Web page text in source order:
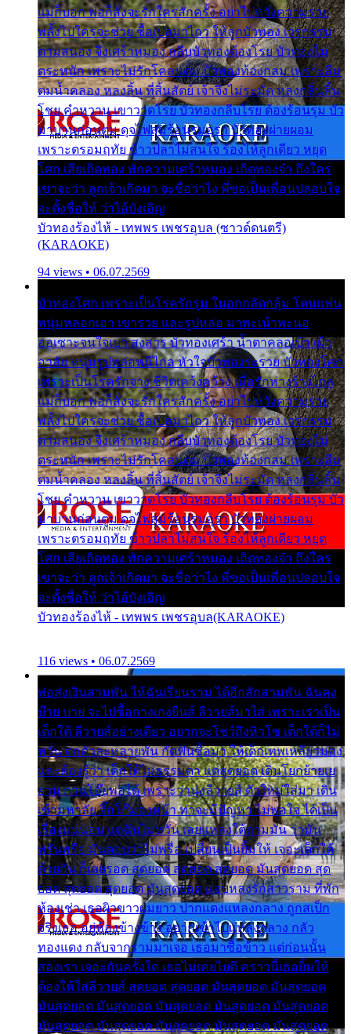
แม่ก็บอก พ่อก็สั่งจะรักใครสักครั้ง อย่าไปหวังความรวย
พลั้งไปใครจะช่วย ซื้อเปลมาไกว ให้ลูกบัวทอง เวรกรรม
ตามสนอง จึงเศร้าหมอง กลีบบัวทองต้องโรย บัวทองไม่
ตระหนัก เพราะไม่รักโคลนตม บัวทองท้องกลม เพราะลืม
ตมน้ำคลอง หลงลิ้น ที่สิ้นสัตย์ เจ้าจึงไม่ระมัด หลงกลิ่นลิ้น
โชย คำหวาน เขาวาดโรย บัวทองกลีบโรย ต้องร้อนรุม บัว
มาบานก่อนตูม ดุจไฟสุมร้อนรุมอุรา บัวทองผ่ายผอม
เพราะตรอมฤทัย ข้าวปลาไม่สนใจ ร้องไห้ลูกเดียว หยุด
โศก เสียเถิดทอง พักความเศร้าหมอง เถิดทองจ๋า ถึงใคร
เขาจะว่า ลูกเจ้าเกิดมา จะชื่อว่าไง พี่ขอเป็นเพื่อนปลอบใจ
จะตั้งชื่อให้ ว่าไอ้บังเอิญ
บัวทองร้องไห้ - เทพพร เพชรอุบล (ซาวด์ดนตรี)
(KARAOKE)
94 views • 06.07.2569
บัวทองโศก เพราะเป็นโรครักรุม ในอกกลัดกลุ้ม โดนแฟน
หนุ่มหลอกเอา เขารวย และรูปหล่อ มาพะเน้าพะนอ
ออเซาะจนใจเบา สงสาร บัวทองเศร้า น้ำตาคลอเบ้า เฝ้า
อาลัย หนุ่มรูปหล่อหนีไกล หัวใจบัวทองระรวย บัวทองโศก
เพราะเป็นโรครักจาง ชีวิตเคว้งคว้าง เมื่อรักห่างร้างไกล
แม่ก็บอก พ่อก็สั่งจะรักใครสักครั้ง อย่าไปหวังความรวย
พลั้งไปใครจะช่วย ซื้อเปลมาไกว ให้ลูกบัวทอง เวรกรรม
ตามสนอง จึงเศร้าหมอง กลีบบัวทองต้องโรย บัวทองไม่
ตระหนัก เพราะไม่รักโคลนตม บัวทองท้องกลม เพราะลืม
ตมน้ำคลอง หลงลิ้น ที่สิ้นสัตย์ เจ้าจึงไม่ระมัด หลงกลิ่นลิ้น
โชย คำหวาน เขาวาดโรย บัวทองกลีบโรย ต้องร้อนรุม บัว
มาบานก่อนตูม ดุจไฟสุมร้อนรุมอุรา บัวทองผ่ายผอม
เพราะตรอมฤทัย ข้าวปลาไม่สนใจ ร้องไห้ลูกเดียว หยุด
โศก เสียเถิดทอง พักความเศร้าหมอง เถิดทองจ๋า ถึงใคร
เขาจะว่า ลูกเจ้าเกิดมา จะชื่อว่าไง พี่ขอเป็นเพื่อนปลอบใจ
จะตั้งชื่อให้ ว่าไอ้บังเอิญ
บัวทองร้องไห้ - เทพพร เพชรอุบล(KARAOKE)
116 views • 06.07.2569
พ่อส่งเงินสามพัน ให้ฉันเรียนราม ได้อีกสักสามพัน ฉันคง
บ๊าย บาย จะไปซื้อกางเกงยีนส์ ลีวายส์มาใส่ เพราะเราเป็น
เด็กใต้ ลีวายส์อย่างเดียว อยากจะโชว์ถึงหิวโซ เด็กใต้ก็ไม่
หวั่น ตกตัวละหลายพัน กัดฟันซื้อมา ให้เด็กเทพเหลียวมอง
และต้องรู้ว่า เด็กใต้ไม่ธรรมดา แต่สุดยอด เดินโยกย้ายเย
ยวน กวนโอ๊ยพอได้ เพราะว่านุ่งลีวายส์ ตัวใหม่ใส่มา เดิน
เข้ามหาลัย จิ๊กโก๊มองหน้า ท่าจะมีปัญหา ไม่พอใจ ได้เป็น
เรื่องแน่นอน แต่ฉันไม่หวั่น เลยแหลงใต้ถามมัน ว่ามัน
พรั่นพรือ มันตอบว่าไม่พรื่อ เปลี่ยนเป็นยิ้มให้ เจอะเด็กใต้
ด้วยกัน ก็เลยรอด สุดยอด สุดยอด สุดยอด มันสุดยอด สุด
ยอด สุดยอด สุดยอด มันสุดยอด แอบหลงรักสาวราม ที่พัก
ห้องเช่า เธอผิวขาวผมยาว ปากแดงแหลงกลาง ถูกสเป็ก
จริงเธอ อยู่ห้องข้างข้าง อยากเข้าไปแหลงกลาง กลัว
ทองแดง กลับจากรามมาเจอ เธอมาซื้อข้าว แต่ก่อนนั้น
สองเรา เจอะกันครั้งใด เธอไม่เคยไยดี คราวนี้เธอยิ้มให้
ต้องให้ใส่ลีวายส์ สุดยอด สุดยอด มันสุดยอด มันสุดยอด
มันสุดยอด มันสุดยอด มันสุดยอด มันสุดยอด มันสุดยอด
มันสุดยอด มันสุดยอด มันสุดยอด มันสุดยอด มันสุดยอด